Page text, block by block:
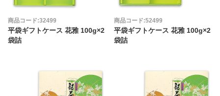
商品コード:32499
平袋ギフトケース 花雅 100g×2
袋詰
商品コード:52499
平袋ギフトケース 花雅 100g×2
袋詰